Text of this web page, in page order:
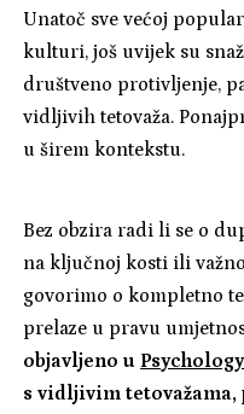
Unatoč sve većoj
kulturi, još uvijek su
društveno protivljenje,
vidljivih tetovaža.
u širem kontekstu.
Bez obzira radi li se o
na ključnoj kosti ili
govorimo o kompletno
prelaze u pravu
objavljeno u
s vidljivim tetovažama,